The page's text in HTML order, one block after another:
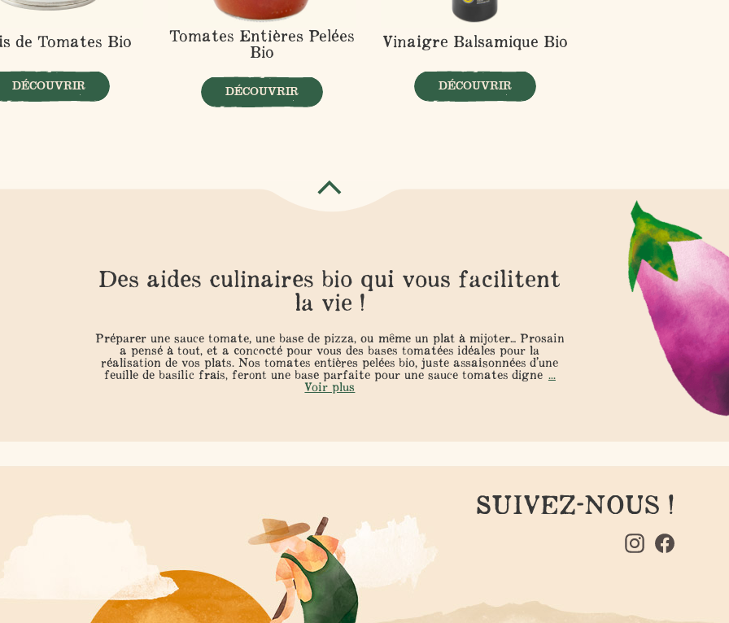
Des aides culinaires bio qui vous facilitent
la vie !
Préparer une sauce tomate, une base de pizza, ou même un plat à mijoter… Prosain
a pensé à tout, et a concocté pour vous des bases tomatées idéales pour la
réalisation de vos plats. Nos tomates entières pelées bio, juste assaisonnées d’une
feuille de basilic frais, feront une base parfaite pour une sauce tomates digne ...
Voir plus
de Tomates Bio
DÉCOUVRIR
Tomates Entières Pelées
Bio
DÉCOUVRIR
Vinaigre Balsamique Bio
DÉCOUVRIR
SUIVEZ-NOUS !